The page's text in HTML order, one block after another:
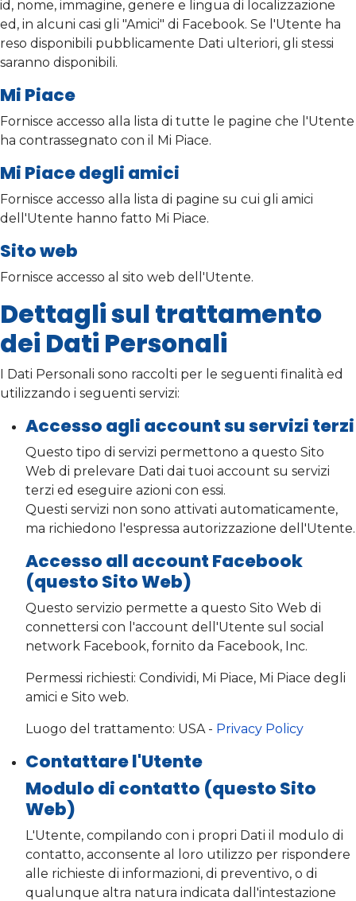
id, nome, immagine, genere e lingua di localizzazione
ed, in alcuni casi gli "Amici" di Facebook. Se l'Utente ha
reso disponibili pubblicamente Dati ulteriori, gli stessi
saranno disponibili.
Mi Piace
Fornisce accesso alla lista di tutte le pagine che l'Utente
ha contrassegnato con il Mi Piace.
Mi Piace degli amici
Fornisce accesso alla lista di pagine su cui gli amici
dell'Utente hanno fatto Mi Piace.
Sito web
Fornisce accesso al sito web dell'Utente.
Dettagli sul trattamento
dei Dati Personali
I Dati Personali sono raccolti per le seguenti finalità ed
utilizzando i seguenti servizi:
Accesso agli account su servizi terzi
Questo tipo di servizi permettono a questo Sito
Web di prelevare Dati dai tuoi account su servizi
terzi ed eseguire azioni con essi.
Questi servizi non sono attivati automaticamente,
ma richiedono l'espressa autorizzazione dell'Utente.
Accesso all account Facebook
(questo Sito Web)
Questo servizio permette a questo Sito Web di
connettersi con l'account dell'Utente sul social
network Facebook, fornito da Facebook, Inc.
Permessi richiesti: Condividi, Mi Piace, Mi Piace degli
amici e Sito web.
Luogo del trattamento: USA - Privacy Policy
Contattare l'Utente
Modulo di contatto (questo Sito
Web)
L'Utente, compilando con i propri Dati il modulo di
contatto, acconsente al loro utilizzo per rispondere
alle richieste di informazioni, di preventivo, o di
qualunque altra natura indicata dall'intestazione